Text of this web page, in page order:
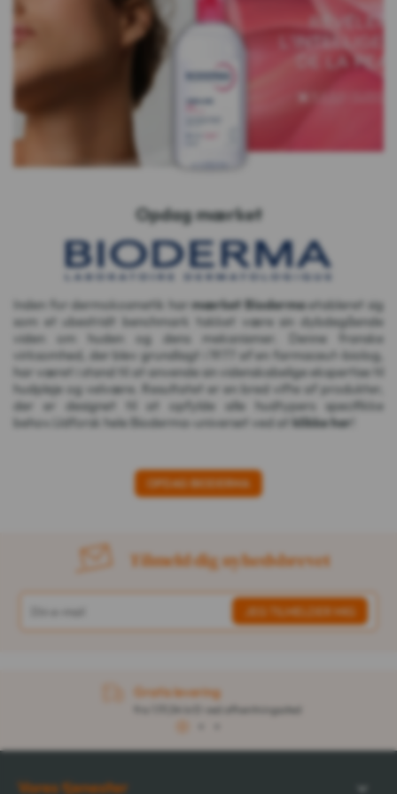
Opdag mærket
Inden for dermokosmetik harmærket Biodermaetableret sig
som et ubestridt benchmark takket være sin dybdegående
viden om huden og dens mekanismer. Denne franske
virksomhed, der blev grundlagt i 1977 af en farmaceut-biolog,
har været i stand til at anvende sin videnskabelige ekspertise til
hudpleje og velvære. Resultatet er en bred vifte af produkter,
der er designet til at opfylde alle hudtypers specifikke
behov.Udforsk hele Bioderma-universet ved at klikke her
OPDAG BIODERMA
Tilmeld dig nyhedsbrevet
Gratis levering
fra 1.111,54 krD ved afhentningssted
Vores tjenester